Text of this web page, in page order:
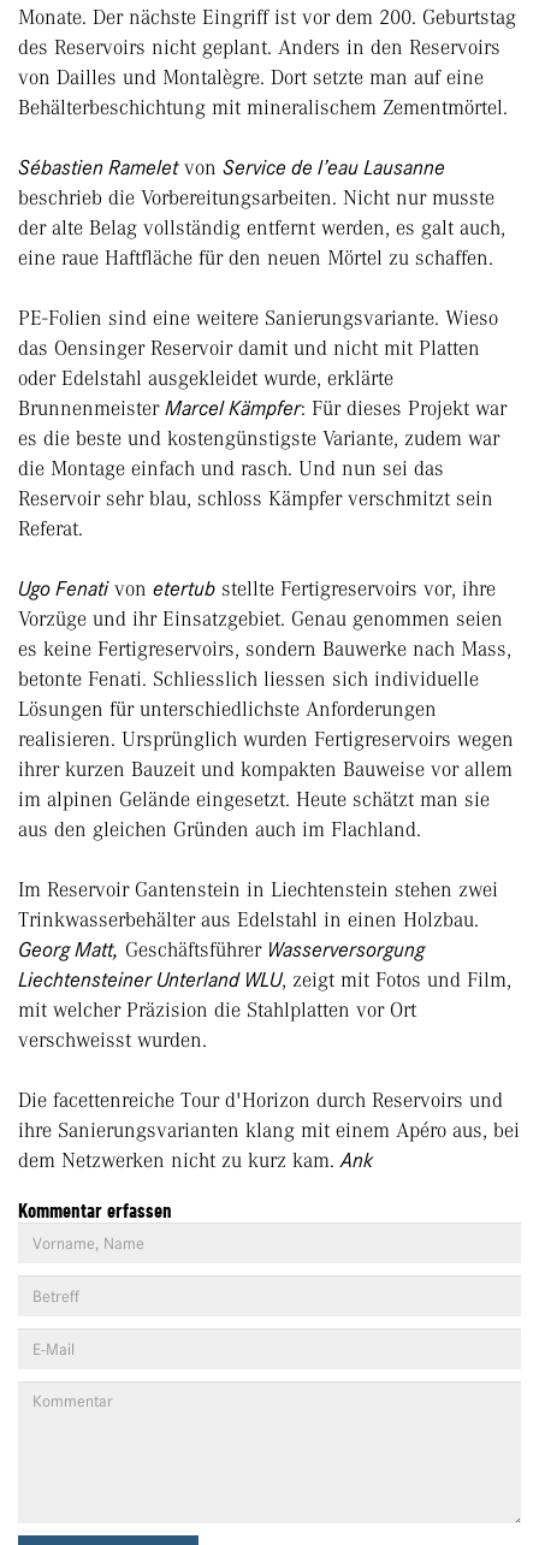
Monate. Der nächste Eingriff ist vor dem 200. Geburtstag
des Reservoirs nicht geplant. Anders in den Reservoirs
von Dailles und Montalègre. Dort setzte man auf eine
Behälterbeschichtung mit mineralischem Zementmörtel.
Sébastien Rameletvon Service de l’eau Lausanne
beschrieb die Vorbereitungsarbeiten. Nicht nur musste
der alte Belag vollständig entfernt werden, es galt auch,
eine raue Haftfläche für den neuen Mörtel zu schaffen.
PE-Folien sind eine weitere Sanierungsvariante. Wieso
das Oensinger Reservoir damit und nicht mit Platten
oder Edelstahl ausgekleidet wurde, erklärte
Brunnenmeister Marcel Kämpfer: Für dieses Projekt war
es die beste und kostengünstigste Variante, zudem war
die Montage einfach und rasch. Und nun sei das
Reservoir sehr blau, schloss Kämpfer verschmitzt sein
Referat.
Ugo Fenativon etertub stellte Fertigreservoirs vor, ihre
Vorzüge und ihr Einsatzgebiet. Genau genommen seien
es keine Fertigreservoirs, sondern Bauwerke nach Mass,
betonte Fenati. Schliesslich liessen sich individuelle
Lösungen für unterschiedlichste Anforderungen
realisieren. Ursprünglich wurden Fertigreservoirs wegen
ihrer kurzen Bauzeit und kompakten Bauweise vor allem
im alpinen Gelände eingesetzt. Heute schätzt man sie
aus den gleichen Gründen auch im Flachland.
Im Reservoir Gantenstein in Liechtenstein stehen zwei
Trinkwasserbehälter aus Edelstahl in einen Holzbau.
Georg Matt, Geschäftsführer Wasserversorgung
Liechtensteiner Unterland WLU, zeigt mit Fotos und Film,
mit welcher Präzision die Stahlplatten vor Ort
verschweisst wurden.
Die facettenreiche Tour d'Horizon durch Reservoirs und
ihre Sanierungsvarianten klang mit einem Apéro aus, bei
dem Netzwerken nicht zu kurz kam.Ank
Kommentar erfassen